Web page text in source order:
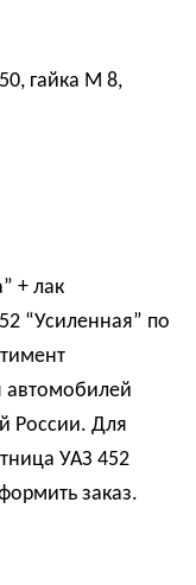
гайка М 8,
+ лак
“Усиленная” по
автомобилей
России. Для
УАЗ 452
заказ.